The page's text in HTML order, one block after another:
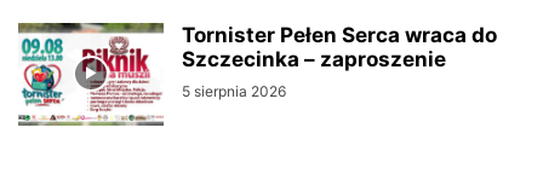
Tornister Pełen Serca wraca do
Szczecinka – zaproszenie
5 sierpnia 2026